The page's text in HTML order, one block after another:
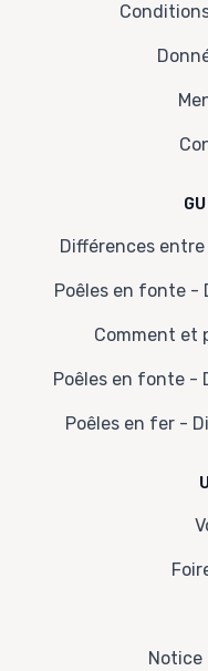
Différences
Poêles en fonte -
Comment et
Poêles en fonte -
Poêles en fer -